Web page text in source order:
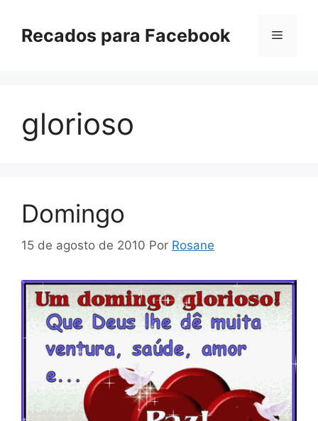
paraRecados para Facebook Menu
glorioso
Domingo
15 de agosto de 2010 Por Rosane